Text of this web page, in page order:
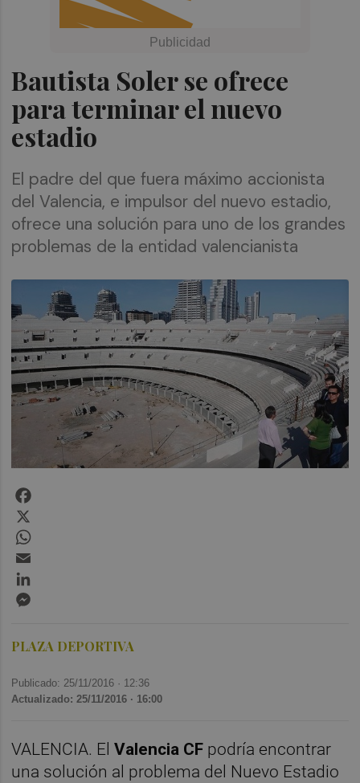
Bautista Soler se ofrece
para terminar el nuevo
estadio
El padre del que fuera máximo accionista
del Valencia, e impulsor del nuevo estadio,
ofrece una solución para uno de los grandes
problemas de la entidad valencianista
PLAZA DEPORTIVA
Publicado: 25/11/2016 · 12:36
Actualizado: 25/11/2016 · 16:00
VALENCIA. ElValencia CF podría encontrar
una solución al problema del Nuevo Estadio